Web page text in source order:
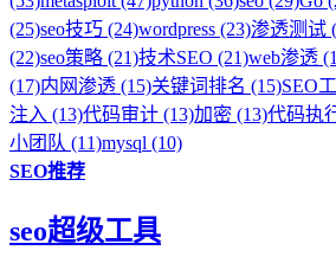
(25)seo技巧 (24)wordpress (23)渗透测试
(22)seo策略 (21)技术SEO (21)web渗透
(17)内网渗透 (15)关键词排名 (15)SEO
注入 (13)代码审计 (13)加密 (13)代码执
小团队 (11)mysql (10)
SEO推荐
seo超级工具